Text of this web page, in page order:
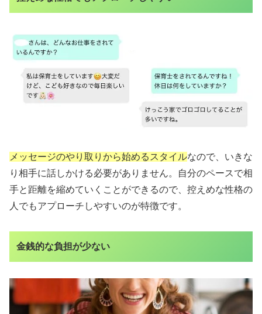
メッセージのやり取りから始めるスタイルなので、いきな
り相手に話しかける必要がありません。自分のペースで相
手と距離を縮めていくことができるので、控えめな性格の
人でもアプローチしやすいのが特徴です。
金銭的な負担が少ない